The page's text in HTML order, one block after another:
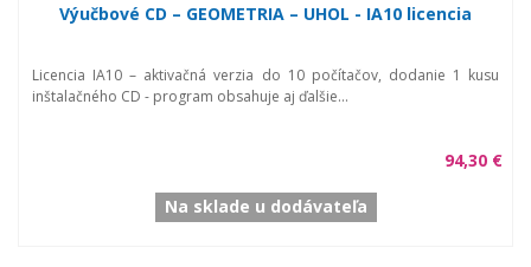
Výučbové CD – GEOMETRIA – UHOL - IA10 licencia
Licencia IA10 – aktivačná verzia do 10 počítačov, dodanie 1 kusu
inštalačného CD - program obsahuje aj ďalšie...
94,30 €
Na sklade u dodávateľa